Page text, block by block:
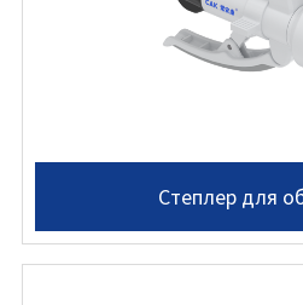
Степлер для